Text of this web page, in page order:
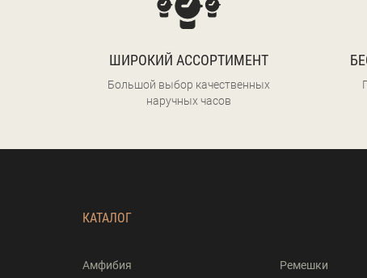
ШИРОКИЙ АССОРТИМЕНТ
Большой выбор качественных
наручных часов
КАТАЛОГ
Амфибия Ремешки